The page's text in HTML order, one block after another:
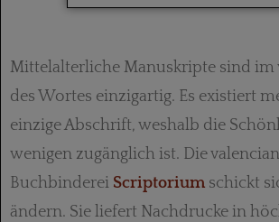
Mittelalterliche Manuskripte sind im
des Wortes einzigartig. Es existiert
einzige Abschrift, weshalb die
wenigen zugänglich ist. Die
Buchbinderei Scriptorium schickt
ändern. Sie liefert Nachdrucke in